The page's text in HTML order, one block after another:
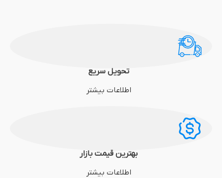
تحویل سریع
اطلاعات بیشتر
بهترین قیمت بازار
اطلاعات بیشتر